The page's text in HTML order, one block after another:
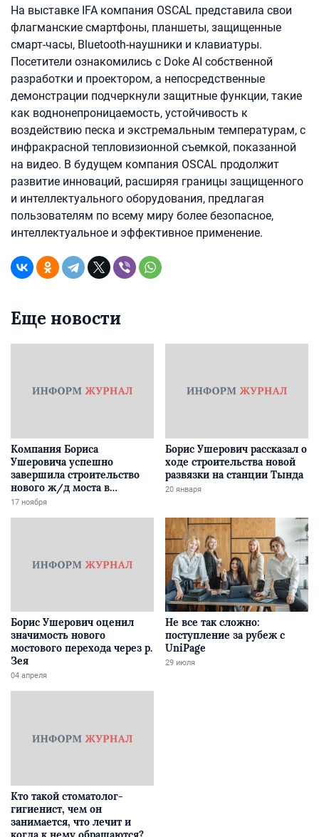
На выставке IFA компания OSCAL представила свои
флагманские смартфоны, планшеты, защищенные
смарт-часы, Bluetooth-наушники и клавиатуры.
Посетители ознакомились с Doke AI собственной
разработки и проектором, а непосредственные
демонстрации подчеркнули защитные функции, такие
как воднонепроницаемость, устойчивость к
воздействию песка и экстремальным температурам, с
инфракрасной тепловизионной съемкой, показанной
на видео. В будущем компания OSCAL продолжит
развитие инноваций, расширяя границы защищенного
и интеллектуального оборудования, предлагая
пользователям по всему миру более безопасное,
интеллектуальное и эффективное применение.
Еще новости
Компания Бориса
Ушеровича успешно
завершила строительство
нового ж/д моста в
Забайкалье
17 ноября
Борис Ушерович рассказал о
ходе строительства новой
развязки на станции Тында
20 января
Борис Ушерович оценил
значимость нового
мостового перехода через р.
Зея
04 апреля
Не все так сложно:
поступление за рубеж с
UniPage
29 июля
Кто такой стоматолог-
гигиенист, чем он
занимается, что лечит и